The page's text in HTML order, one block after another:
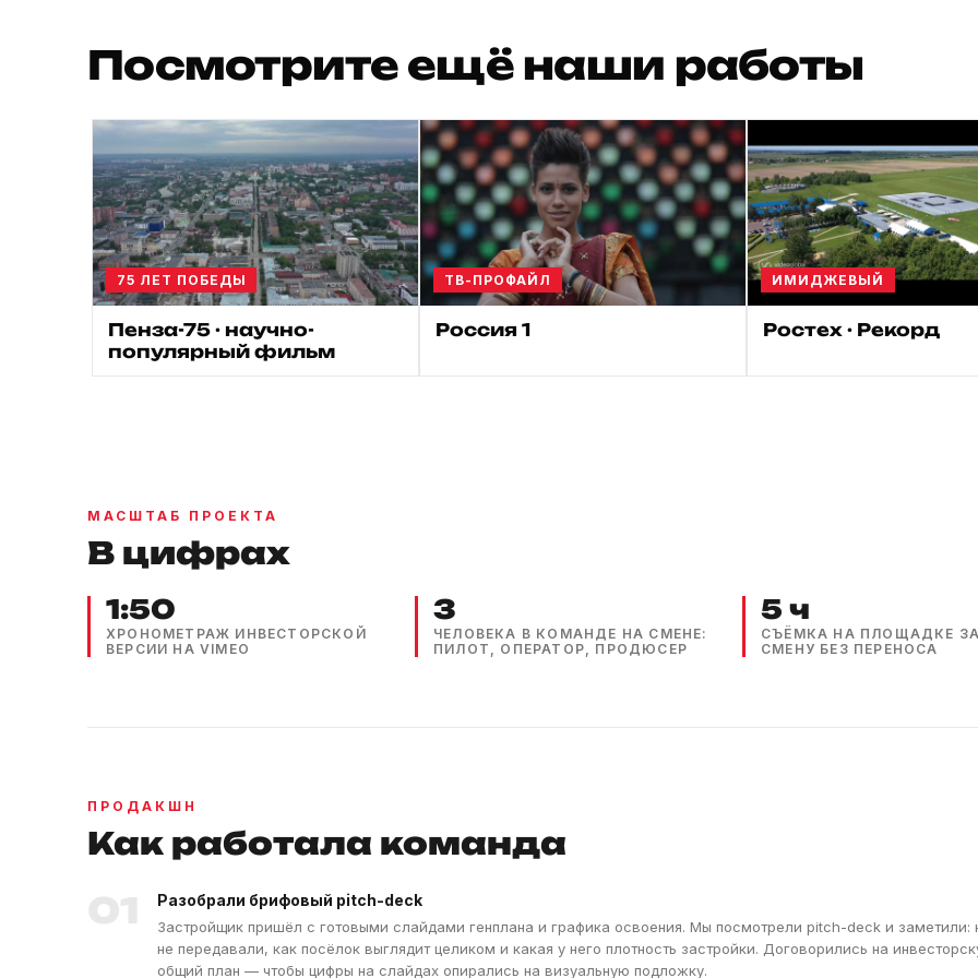
Посмотрите ещё наши работы
75 ЛЕТ ПОБЕДЫ
Пенза-75 · научно-
популярный фильм
ТВ-ПРОФАЙЛ
Россия 1
ИМИДЖЕВЫЙ
Ростех · Рекорд
МАСШТАБ ПРОЕКТА
В цифрах
1:50
ХРОНОМЕТРАЖ ИНВЕСТОРСКОЙ
ВЕРСИИ НА VIMEO
3
ЧЕЛОВЕКА В КОМАНДЕ НА СМЕНЕ:
ПИЛОТ, ОПЕРАТОР, ПРОДЮСЕР
5 ч
СЪЁМКА НА ПЛОЩАДКЕ
СМЕНУ БЕЗ ПЕРЕНОСА
ПРОДАКШН
Как работала команда
Разобрали брифовый pitch-deck
Застройщик пришёл с готовыми слайдами генплана и графика освоения. Мы посмотрели pitch-deck и
не передавали, как посёлок выглядит целиком и какая у него плотность застройки. Договорились на
общий план — чтобы цифры на слайдах опирались на визуальную подложку.